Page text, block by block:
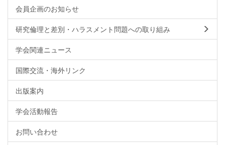
会員企画のお知らせ
研究倫理と差別・ハラスメント問題への取り組み
学会関連ニュース
国際交流・海外リンク
出版案内
学会活動報告
お問い合わせ